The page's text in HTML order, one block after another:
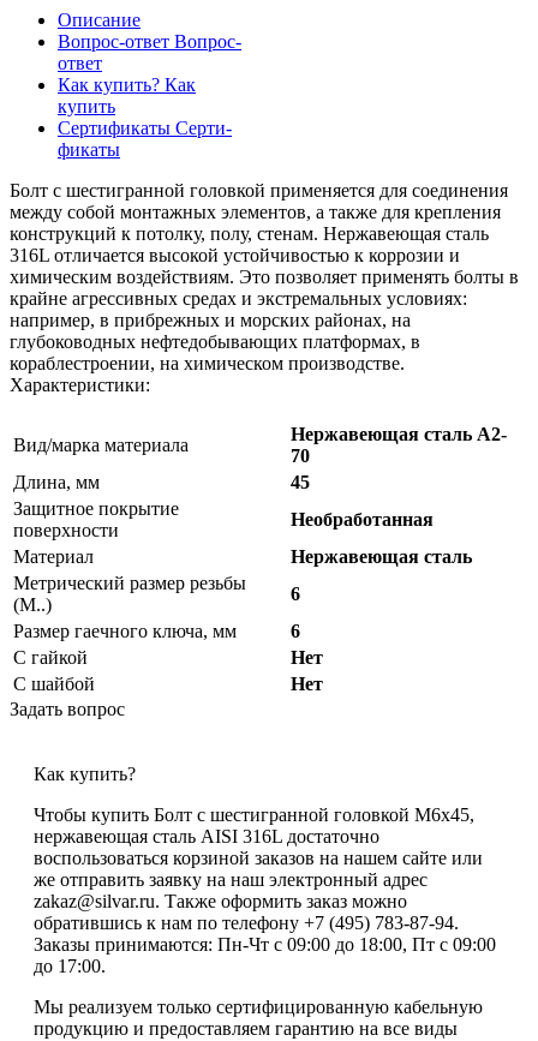
Описание
Вопрос-ответ Вопрос-
ответ
Как купить? Как
купить
Сертификаты Серти-
фикаты
Болт с шестигранной головкой применяется для соединения
между собой монтажных элементов, а также для крепления
конструкций к потолку, полу, стенам. Нержавеющая сталь
316L отличается высокой устойчивостью к коррозии и
химическим воздействиям. Это позволяет применять болты в
крайне агрессивных средах и экстремальных условиях:
например, в прибрежных и морских районах, на
глубоководных нефтедобывающих платформах, в
кораблестроении, на химическом производстве.
Характеристики:
Вид/марка материала
Нержавеющая сталь А2-
70
Длина, мм
45
Защитное покрытие
поверхности
Необработанная
Материал
Нержавеющая сталь
Метрический размер резьбы
(М..)
6
Размер гаечного ключа, мм
6
С гайкой
Нет
С шайбой
Нет
Задать вопрос
Как купить?
Чтобы купить Болт с шестигранной головкой М6х45,
нержавеющая сталь AISI 316L достаточно
воспользоваться корзиной заказов на нашем сайте или
же отправить заявку на наш электронный адрес
zakaz@silvar.ru. Также оформить заказ можно
обратившись к нам по телефону +7 (495) 783-87-94.
Заказы принимаются: Пн-Чт с 09:00 до 18:00, Пт с 09:00
до 17:00.
Мы реализуем только сертифицированную кабельную
продукцию и предоставляем гарантию на все виды